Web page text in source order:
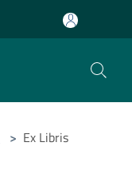
> Ex Libris